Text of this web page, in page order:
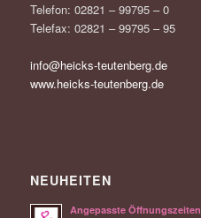
Telefon: 02821 – 99795 – 0
Telefax: 02821 – 99795 – 95
info@heicks-teutenberg.de
www.heicks-teutenberg.de
NEUHEITEN
Angepasste Öffnungszeiten